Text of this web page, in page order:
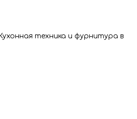
техника и фурнитура в